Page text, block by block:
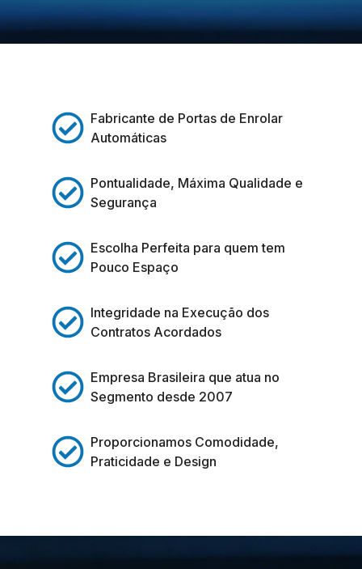
Fabricante de Portas de Enrolar
Automáticas
Pontualidade, Máxima Qualidade e
Segurança
Escolha Perfeita para quem tem
Pouco Espaço
Integridade na Execução dos
Contratos Acordados
Empresa Brasileira que atua no
Segmento desde 2007
Proporcionamos Comodidade,
Praticidade e Design